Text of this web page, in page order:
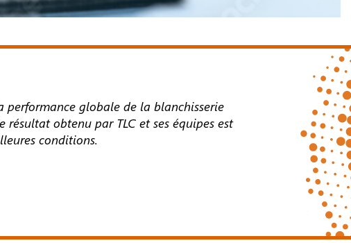
globale de la blanchisserie
obtenu par TLC et ses équipes est
conditions.